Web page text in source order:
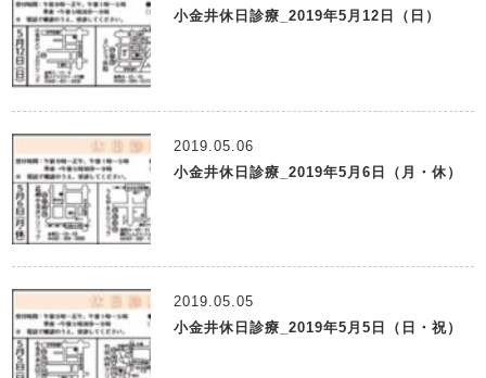
小金井休日診療_2019年5月12日（日）
2019.05.06
小金井休日診療_2019年5月6日（月・休）
2019.05.05
小金井休日診療_2019年5月5日（日・祝）